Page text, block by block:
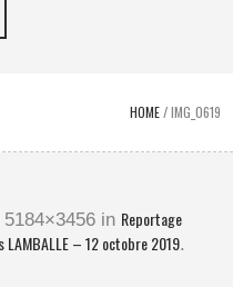
HOME/IMG_0619
5184×3456 in Reportage
LAMBALLE – 12 octobre 2019.